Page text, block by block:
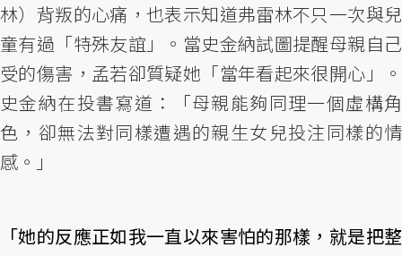
林）背叛的心痛，也表示知道弗雷林不只一次與兒
童有過「特殊友誼」。當史金納試圖提醒母親自己
受的傷害，孟若卻質疑她「當年看起來很開心」。
史金納在投書寫道：「母親能夠同理一個虛構角
色，卻無法對同樣遭遇的親生女兒投注同樣的情
感。」
「她的反應正如我一直以來害怕的那樣，就是把整